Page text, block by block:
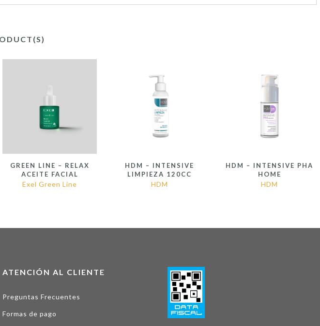
GREEN LINE – RELAX
ACEITE FACIAL
Exel Green Line
HDM – INTENSIVE
LIMPIEZA 120CC
HDM
HDM – INTENSIVE PHA
HOME
HDM
ATENCIÓN AL CLIENTE
Preguntas Frecuentes
Formas de pago